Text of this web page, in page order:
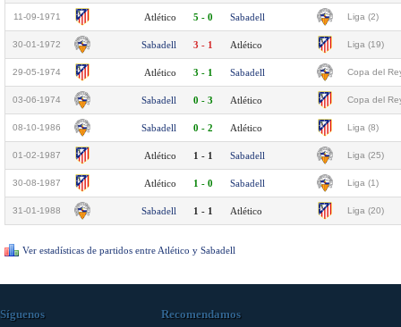
11-09-1971 Atlético 5 - 0 Sabadell Liga (2)
30-01-1972 Sabadell 3 - 1 Atlético Liga (19)
29-05-1974 Atlético 3 - 1 Sabadell Copa del
03-06-1974 Sabadell 0 - 3 Atlético Copa del
08-10-1986 Sabadell 0 - 2 Atlético Liga (8)
01-02-1987 Atlético 1 - 1 Sabadell Liga (25)
30-08-1987 Atlético 1 - 0 Sabadell Liga (1)
31-01-1988 Sabadell 1 - 1 Atlético Liga (20)
Ver estadísticas de partidos entre Atlético y Sabadell
Síguenos Recomendamos